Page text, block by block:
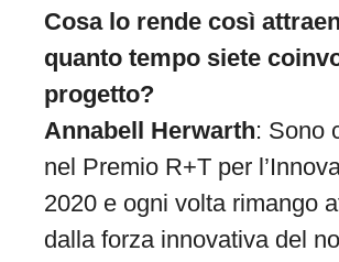
Cosa lo rende così
quanto tempo siete
progetto?
Annabell Herwarth: Sono
nel Premio R+T per
2020 e ogni volta rimango
dalla forza innovativa del